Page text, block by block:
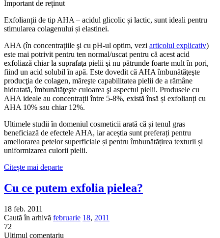
Important de reținut
Exfolianții de tip AHA – acidul glicolic și lactic, sunt ideali pentru
stimularea colagenului și elastinei.
AHA (în concentraţiile şi cu pH-ul optim, vezi articolul explicativ)
este mai potrivit pentru ten normal/uscat pentru că acest acid
exfoliază chiar la suprafaţa pielii şi nu pătrunde foarte mult în pori,
fiind un acid solubil în apă. Este dovedit că AHA îmbunătăţeşte
producţia de colagen, măreşte capabilitatea pielii de a rămâne
hidratată, îmbunătăţeşte culoarea şi aspectul pielii. Produsele cu
AHA ideale au concentrații între 5-8%, există însă și exfolianți cu
AHA 10% sau chiar 12%.
Ultimele studii în domeniul cosmeticii arată că și tenul gras
beneficiază de efectele AHA, iar aceștia sunt preferați pentru
ameliorarea petelor superficiale și pentru îmbunătățirea texturii și
uniformizarea culorii pielii.
Citește mai departe
Cu ce putem exfolia pielea?
18 feb. 2011
Caută în arhivă februarie 18, 2011
72
Ultimul comentariu